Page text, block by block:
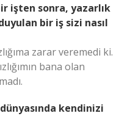
işten sonra, yazarlık
bir iş sizi nasıl
zarar veremedi ki.
bana olan
kendinizi